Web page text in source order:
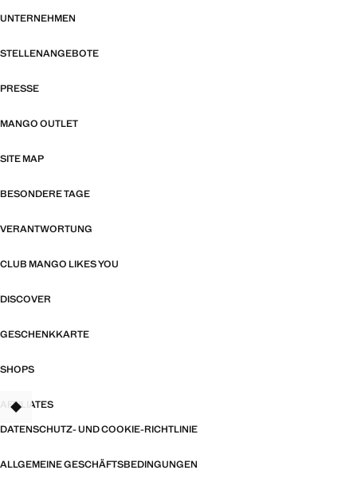
UNTERNEHMEN
STELLENANGEBOTE
PRESSE
MANGO OUTLET
SITE MAP
BESONDERE TAGE
VERANTWORTUNG
CLUB MANGO LIKES YOU
DISCOVER
GESCHENKKARTE
SHOPS
AFFILIATES
DATENSCHUTZ- UND COOKIE-RICHTLINIE
ALLGEMEINE GESCHÄFTSBEDINGUNGEN